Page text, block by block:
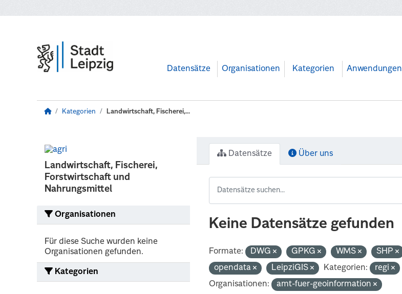
Datensätze Organisationen Kategorien Anwendungen
Kategorien Landwirtschaft, Fischerei,...
Landwirtschaft, Fischerei,
Forstwirtschaft und
Nahrungsmittel
Organisationen
Für diese Suche wurden keine
Organisationen gefunden.
Kategorien
Datensätze Über uns
Keine Datensätze gefunden
Formate: DWG GPKG WMS SHP
opendata
LeipziGIS Kategorien: regi
Organisationen:
amt-fuer-geoinformation